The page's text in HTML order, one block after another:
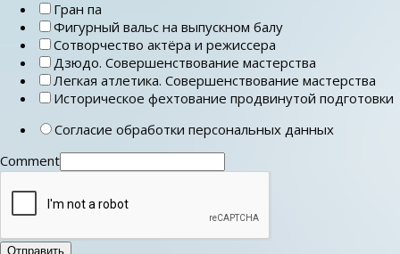
Гран па
Фигурный вальс на выпускном балу
Сотворчество актёра и режиссера
Дзюдо. Совершенствование мастерства
Легкая атлетика. Совершенствование мастерства
Историческое фехтование продвинутой подготовки
Согласие обработки персональных данных
Comment
Отправить